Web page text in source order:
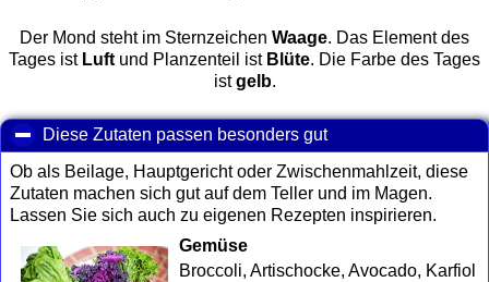
Der Mond steht im Sternzeichen Waage. Das Element des
Tages ist Luft und Planzenteil ist Blüte. Die Farbe des Tages
istgelb.
Diese Zutaten passen besonders gutclick to collapse
Ob als Beilage, Hauptgericht oder Zwischenmahlzeit, diese
Zutaten machen sich gut auf dem Teller und im Magen.
Lassen Sie sich auch zu eigenen Rezepten inspirieren.
Gemüse
Broccoli, Artischocke, Avocado, Karfiol